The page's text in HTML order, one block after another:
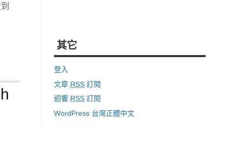
其它
登入
文章 RSS 訂閱
迴響 RSS 訂閱
WordPress 台灣正體中文